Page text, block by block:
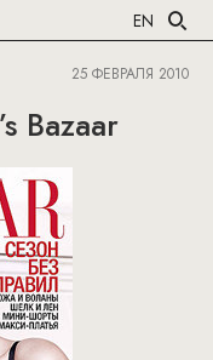
EN
25 ФЕВРАЛЯ 2010
Bazaar